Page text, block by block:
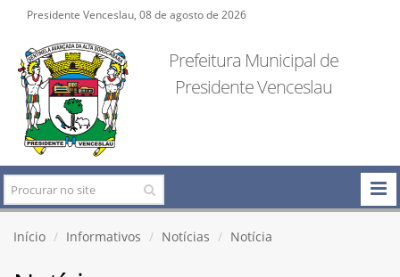
Presidente Venceslau, 08 de agosto de 2026
Prefeitura Municipal de
Presidente Venceslau
Início Informativos Notícias Notícia